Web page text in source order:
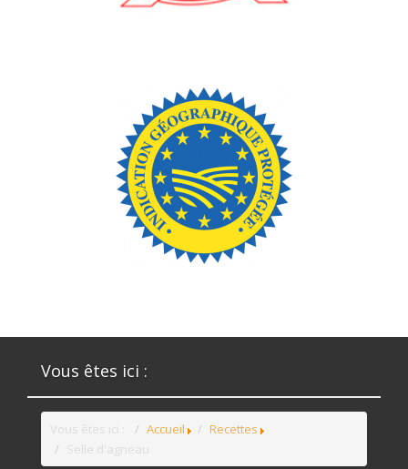
Vous êtes ici :
Vous êtes ici : Accueil
Recettes
Selle d'agneau